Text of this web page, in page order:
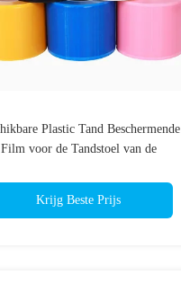
Plastic Tand Beschermende
Film voor de Tandstoel van de
Krijg Beste Prijs